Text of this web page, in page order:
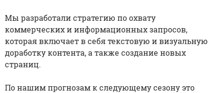
Мы разработали стратегию по охвату
коммерческих и информационных запросов,
которая включает в себя текстовую и визуальную
доработку контента, а также создание новых
страниц.
По нашим прогнозам к следующему сезону это